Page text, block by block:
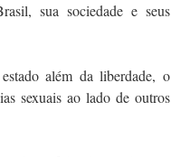
sua sociedade e seus
além da liberdade, o
sexuais ao lado de outros